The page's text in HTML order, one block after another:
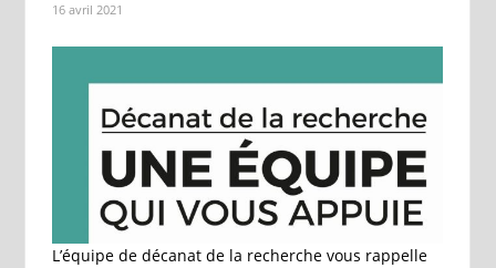
16 avril 2021
L’équipe de décanat de la recherche vous rappelle